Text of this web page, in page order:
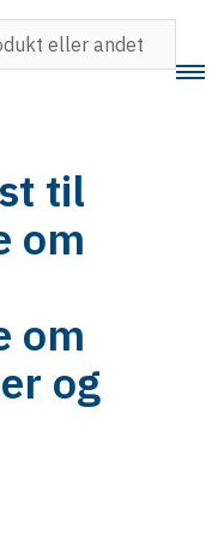
til
om
om
og